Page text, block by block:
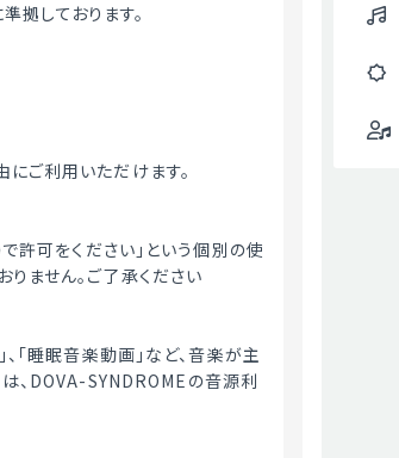
拠しております。
ご利用いただけます。
で許可をください」という個別の使
ません。ご了承ください
「睡眠音楽動画」など、音楽が主
、DOVA-SYNDROMEの音源利